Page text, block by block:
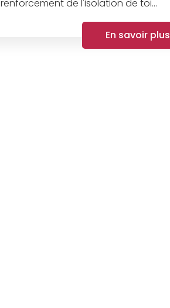
renforcement de l'isolation de toi...
En savoir plus